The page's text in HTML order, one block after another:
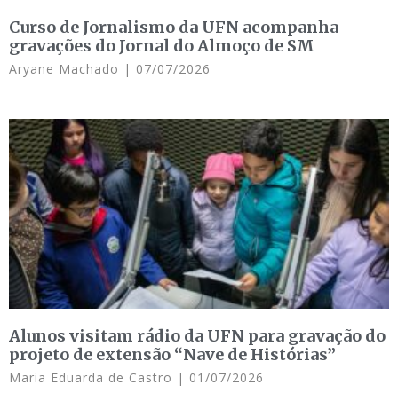
Curso de Jornalismo da UFN acompanha
gravações do Jornal do Almoço de SM
Aryane Machado 07/07/2026
Alunos visitam rádio da UFN para gravação do
projeto de extensão “Nave de Histórias”
Maria Eduarda de Castro 01/07/2026